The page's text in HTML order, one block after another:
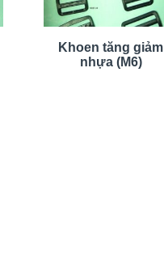
Khoen tăng giảm
nhựa (M6)